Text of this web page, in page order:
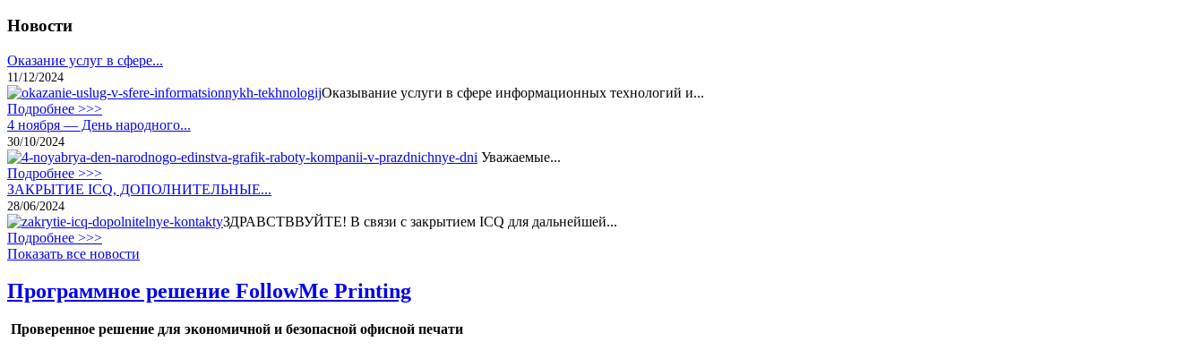
Новости
Оказание услуг в сфере...
11/12/2024
Оказывание услуги в сфере информационных технологий и...
Подробнее >>>
4 ноября — День народного...
30/10/2024
Уважаемые...
Подробнее >>>
ЗАКРЫТИЕ ICQ, ДОПОЛНИТЕЛЬНЫЕ...
28/06/2024
ЗДРАВСТВВУЙТЕ! В связи с закрытием ICQ для дальнейшей...
Подробнее >>>
Показать все новости
Программное решение FollowMe Printing
Проверенное решение для экономичной и безопасной офисной печати